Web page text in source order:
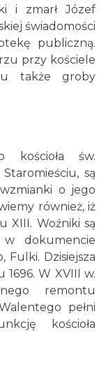
i zmarł Józef
świadomości
publiczną.
przy kościele
także groby
kościoła św.
są
o jego
również, iż
XIII. Woźniki są
dokumencie
Fulki. Dzisiejsza
1696. W XVIII w.
remontu
pełni
kościoła